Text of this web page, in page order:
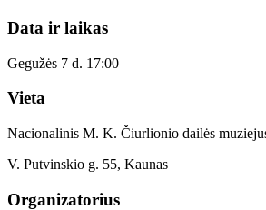
Data ir laikas
Gegužės 7 d. 17:00
Vieta
Nacionalinis M. K. Čiurlionio dailės
V. Putvinskio g. 55, Kaunas
Organizatorius